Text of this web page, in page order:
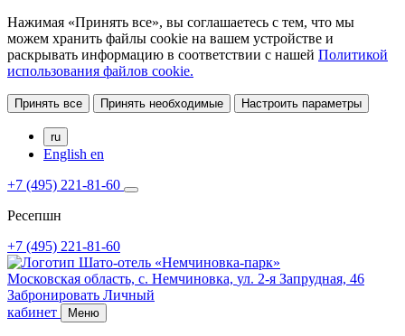
Нажимая «Принять все», вы соглашаетесь с тем, что мы
можем хранить файлы cookie на вашем устройстве и
раскрывать информацию в соответствии с нашей Политикой
использования файлов cookie.
Принять все Принять необходимые Настроить параметры
ru
English en
+7 (495) 221-81-60
Ресепшн
+7 (495) 221-81-60
Московская область, с. Немчиновка, ул. 2-я Запрудная, 46
Забронировать Личный
кабинет
Меню